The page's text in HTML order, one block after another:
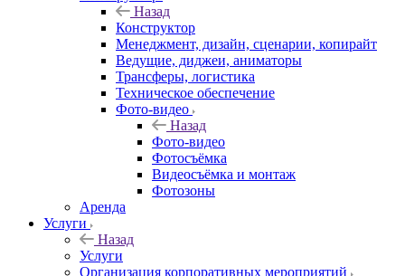
Назад
Конструктор
Менеджмент, дизайн, сценарии, копирайт
Ведущие, диджеи, аниматоры
Трансферы, логистика
Техническое обеспечение
Фото-видео
Назад
Фото-видео
Фотосъёмка
Видеосъёмка и монтаж
Фотозоны
Аренда
Услуги
Назад
Услуги
Организация корпоративных мероприятий